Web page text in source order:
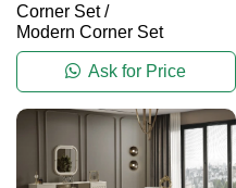
Corner Set/
Modern Corner Set
Ask for Price